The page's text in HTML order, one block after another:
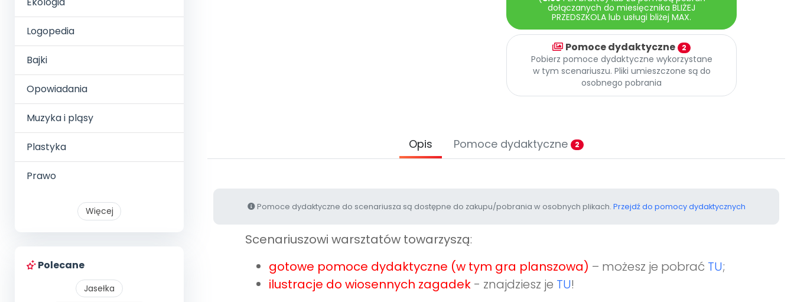
Logopedia
Bajki
Opowiadania
Muzyka i pląsy
Plastyka
Prawo
Więcej
Polecane
Jasełka
dołączanych do miesięcznika BLIŻEJ
PRZEDSZKOLA lub usługi bliżej MAX.
Pomoce dydaktyczne 2
Pobierz pomoce dydaktyczne wykorzystane
w tym scenariuszu. Pliki umieszczone są do
osobnego pobrania
Opis Pomoce dydaktyczne 2
Pomoce dydaktyczne do scenariusza są dostępne do zakupu/pobrania w osobnych plikach. Przejdź do pomocy dydaktycznych
Scenariuszowi warsztatów towarzyszą:
gotowe pomoce dydaktyczne (w tym gra planszowa) – możesz je pobrać TU;
ilustracje do wiosennych zagadek - znajdziesz je TU!